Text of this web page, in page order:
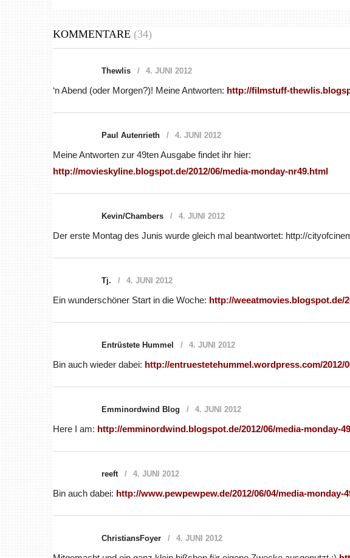
KOMMENTARE (34)
Thewlis 4. JUNI 2012
‘n Abend (oder Morgen?)! Meine Antworten: http://filmstuff-
Paul Autenrieth 4. JUNI 2012
Meine Antworten zur 49ten Ausgabe findet ihr hier:
http://movieskyline.blogspot.de/2012/06/media-monday-nr49.html
Kevin/Chambers 4. JUNI 2012
Der erste Montag des Junis wurde gleich mal beantwortet: http://
Tj. 4. JUNI 2012
Ein wunderschöner Start in die Woche: http://weeatmovies.blogspot.de/
Entrüstete Hummel 4. JUNI 2012
Bin auch wieder dabei: http://entruestetehummel.wordpress.com/2012/
Emminordwind Blog 4. JUNI 2012
Here I am: http://emminordwind.blogspot.de/2012/06/media-monday-
reeft 4. JUNI 2012
Bin auch dabei: http://www.pewpewpew.de/2012/06/04/media-monday-
ChristiansFoyer 4. JUNI 2012